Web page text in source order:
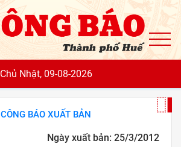
Chủ Nhật, 09-08-2026
CÔNG BÁO XUẤT BẢN
Ngày xuất bản: 25/3/2012